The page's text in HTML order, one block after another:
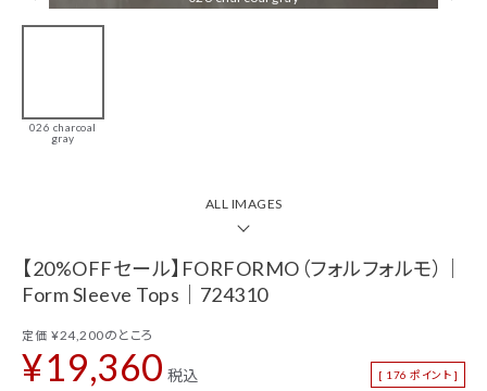
Form Sleeve
Tops｜724310
カテゴリーから探す
新着商品
トップス
026 charcoal
gray
ALL IMAGES
【20%OFFセール】FORFORMO（フォルフォルモ）｜
Form Sleeve Tops｜724310
定価 ¥24,200のところ
¥19,360 税込 [ 176 ポイント ]